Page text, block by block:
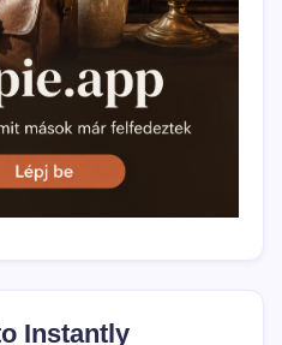
Instantly